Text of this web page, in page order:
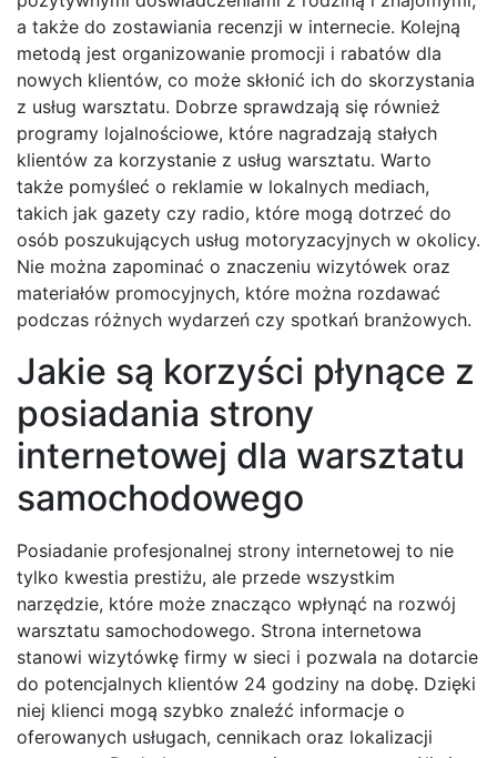
a także do zostawiania recenzji w internecie. Kolejną
metodą jest organizowanie promocji i rabatów dla
nowych klientów, co może skłonić ich do skorzystania
z usług warsztatu. Dobrze sprawdzają się również
programy lojalnościowe, które nagradzają stałych
klientów za korzystanie z usług warsztatu. Warto
także pomyśleć o reklamie w lokalnych mediach,
takich jak gazety czy radio, które mogą dotrzeć do
osób poszukujących usług motoryzacyjnych w okolicy.
Nie można zapominać o znaczeniu wizytówek oraz
materiałów promocyjnych, które można rozdawać
podczas różnych wydarzeń czy spotkań branżowych.
Jakie są korzyści płynące z
posiadania strony
internetowej dla warsztatu
samochodowego
Posiadanie profesjonalnej strony internetowej to nie
tylko kwestia prestiżu, ale przede wszystkim
narzędzie, które może znacząco wpłynąć na rozwój
warsztatu samochodowego. Strona internetowa
stanowi wizytówkę firmy w sieci i pozwala na dotarcie
do potencjalnych klientów 24 godziny na dobę. Dzięki
niej klienci mogą szybko znaleźć informacje o
oferowanych usługach, cennikach oraz lokalizacji